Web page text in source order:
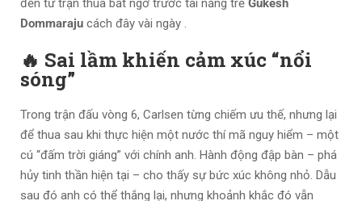
đến từ trận thua bất ngờ trước tài năng trẻ Gukesh
Dommaraju cách đây vài ngày .
🔥 Sai lầm khiến cảm xúc “nổi
sóng”
Trong trận đấu vòng 6, Carlsen từng chiếm ưu thế, nhưng lại
để thua sau khi thực hiện một nước thí mã nguy hiểm – một
cú “đấm trời giáng” với chính anh. Hành động đập bàn – phá
hủy tinh thần hiện tại – cho thấy sự bức xúc không nhỏ. Dẫu
sau đó anh có thể thắng lại, nhưng khoảnh khắc đó vẫn